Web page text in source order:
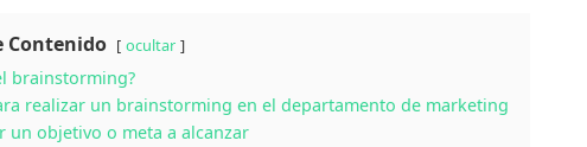
Contenido ocultar
brainstorming?
realizar un brainstorming en el departamento de marketing
un objetivo o meta a alcanzar